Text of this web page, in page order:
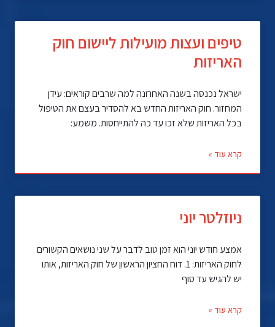
טיפים ועצות מועילות ליישום חוק
האריזות
ישראל נכנסה בשנה האחרונה למה שרבים קוראים: עידן
המחזור. חוק האריזות החדש בא להסדיר בעצם את הטיפול
בכל האריזות שלא זכו עד כה להתייחסות. משמע:
קרא עוד »
ניוזלטר יוני
אמצע חודש יוני הוא זמן טוב לדבר על שני נושאים הקשורים
לחוק האריזות: 1. דוח החציון הראשון של חוק האריזות, אותו
יש להגיש עד סוף
קרא עוד »